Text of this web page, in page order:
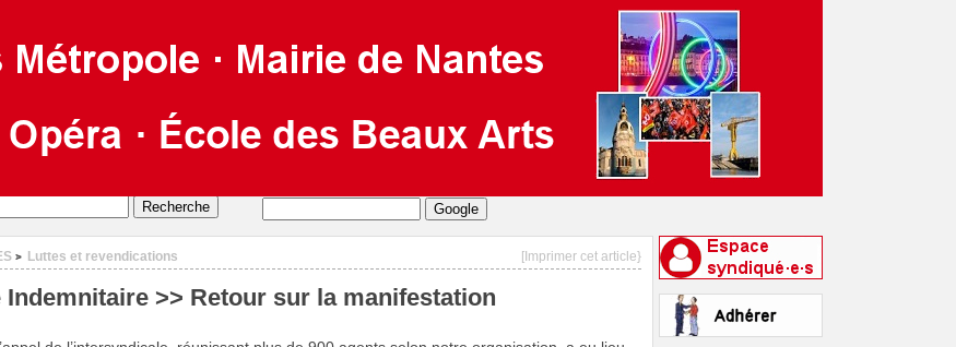
[Imprimer cet article}
> Luttes et revendications
Indemnitaire >> Retour sur la manifestation